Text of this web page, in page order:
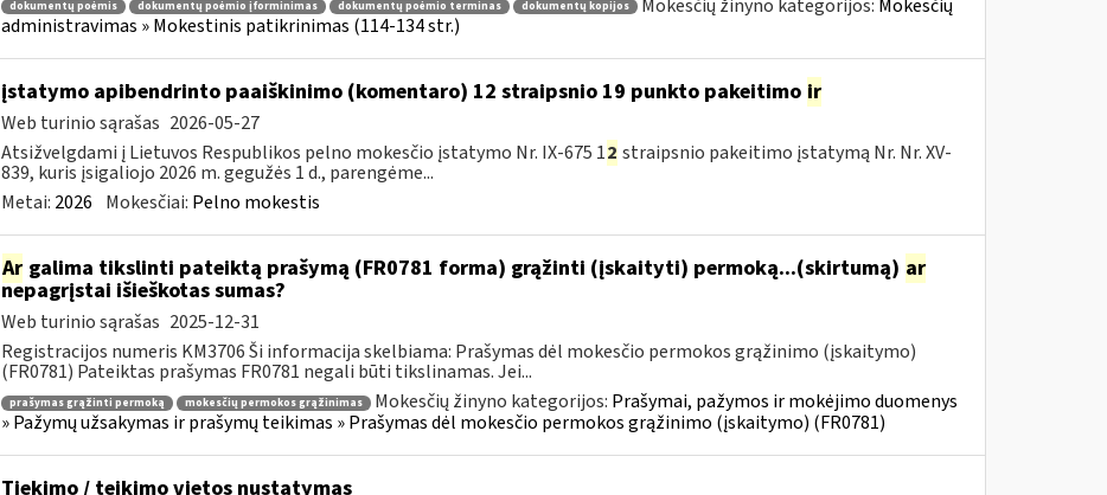
dokumentų poėmis
dokumentų poėmio įforminimas dokumentų poėmio terminas dokumentų kopijos Mokesčių žinyno kategorijos: Mokesčių
administravimas » Mokestinis patikrinimas (114-134 str.)
įstatymo apibendrinto paaiškinimo (komentaro) 12 straipsnio 19 punkto pakeitimo ir
Web turinio sąrašas 2026-05-27
Atsižvelgdami į Lietuvos Respublikos pelno mokesčio įstatymo Nr. IX-675 12 straipsnio pakeitimo įstatymą Nr. Nr. XV-
839, kuris įsigaliojo 2026 m. gegužės 1 d., parengėme...
Metai: 2026 Mokesčiai: Pelno mokestis
Argalima tikslinti pateiktą prašymą (FR0781 forma) grąžinti (įskaityti) permoką...(skirtumą) ar
nepagrįstai išieškotas sumas?
Web turinio sąrašas 2025-12-31
Registracijos numeris KM3706 Ši informacija skelbiama: Prašymas dėl mokesčio permokos grąžinimo (įskaitymo)
(FR0781) Pateiktas prašymas FR0781 negali būti tikslinamas. Jei...
prašymas grąžinti permoką mokesčių permokos grąžinimas Mokesčių žinyno kategorijos: Prašymai, pažymos ir mokėjimo duomenys
» Pažymų užsakymas ir prašymų teikimas » Prašymas dėl mokesčio permokos grąžinimo (įskaitymo) (FR0781)
Tiekimo / teikimo vietos nustatymas